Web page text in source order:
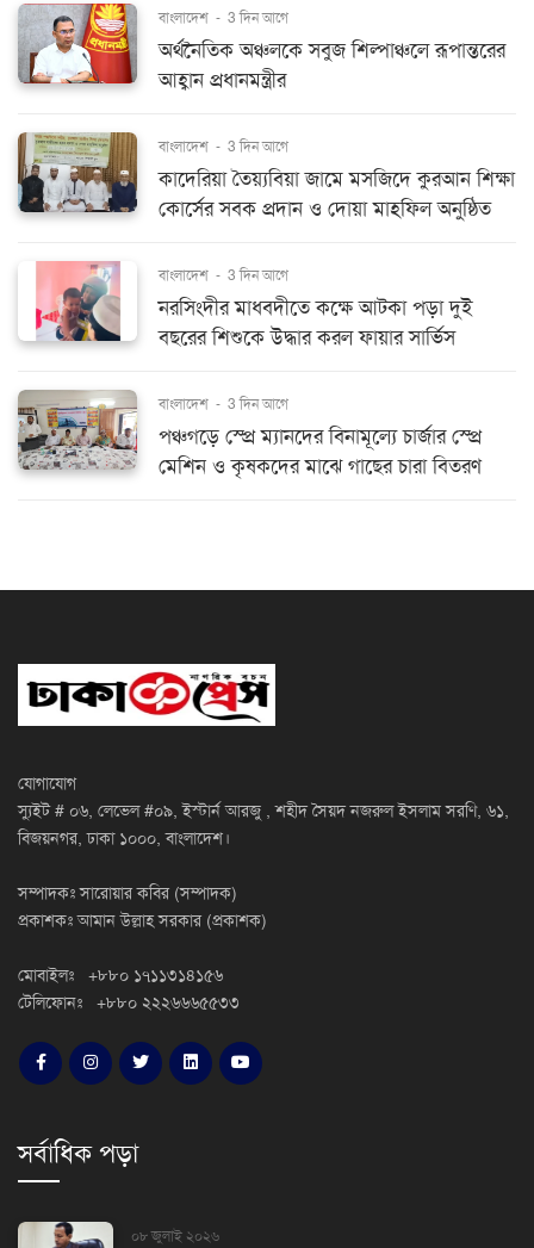
বাংলাদেশ - 3 দিন আগে
অর্থনৈতিক অঞ্চলকে সবুজ শিল্পাঞ্চলে রূপান্তরের
আহ্বান প্রধানমন্ত্রীর
বাংলাদেশ - 3 দিন আগে
কাদেরিয়া তৈয়্যবিয়া জামে মসজিদে কুরআন শিক্ষা
কোর্সের সবক প্রদান ও দোয়া মাহফিল অনুষ্ঠিত
বাংলাদেশ - 3 দিন আগে
নরসিংদীর মাধবদীতে কক্ষে আটকা পড়া দুই
বছরের শিশুকে উদ্ধার করল ফায়ার সার্ভিস
বাংলাদেশ - 3 দিন আগে
পঞ্চগড়ে স্প্রে ম্যানদের বিনামূল্যে চার্জার স্প্রে
মেশিন ও কৃষকদের মাঝে গাছের চারা বিতরণ
যোগাযোগ
স্যুইট # ০৬, লেভেল #০৯, ইস্টার্ন আরজু , শহীদ সৈয়দ নজরুল ইসলাম সরণি, ৬১,
বিজয়নগর, ঢাকা ১০০০, বাংলাদেশ।
সম্পাদকঃ সারোয়ার কবির (সম্পাদক)
প্রকাশকঃ আমান উল্লাহ সরকার (প্রকাশক)
মোবাইলঃ +৮৮০ ১৭১১৩১৪১৫৬
টেলিফোনঃ +৮৮০ ২২২৬৬৬৫৫৩৩
সর্বাধিক পড়া
০৮ জুলাই ২০২৬